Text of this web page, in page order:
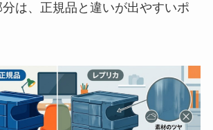
は、正規品と違いが出やすいポ